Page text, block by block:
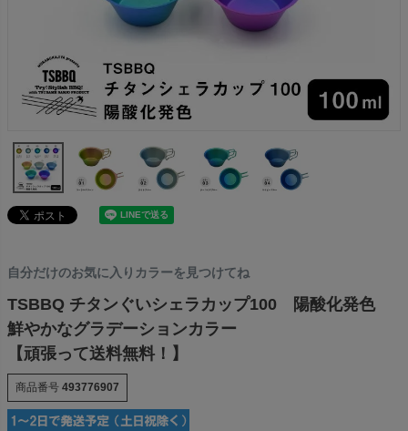
自分だけのお気に入りカラーを見つけてね
TSBBQ チタンぐいシェラカップ100 陽酸化発色
鮮やかなグラデーションカラー
【頑張って送料無料！】
商品番号 493776907